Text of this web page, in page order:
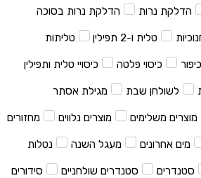
הדלקת נרות הדלקת נרות בסוכה
טלית ו-2 תפילין טליתות
כיסוי פלטה כיסויי טלית ותפילין
לשולחן שבת מגילת אסתר
מוצרים משלימים מוצרים נלווים מחזורים
מים אחרונים מעגל השנה נטלות
סטנדרים סטנדרים שולחניים סידורים